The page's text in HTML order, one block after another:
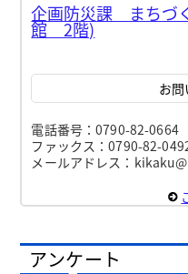
企画防災課 まちづ
館 2階)
お
電話番号：0790-82-0664
ファックス：0790-82-
メールアドレス：
アンケート